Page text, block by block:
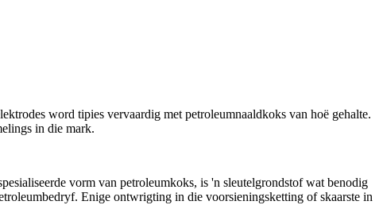
word tipies vervaardig met petroleumnaaldkoks van hoë gehalte.
in die mark.
vorm van petroleumkoks, is 'n sleutelgrondstof wat benodig
Enige ontwrigting in die voorsieningsketting of skaarste in